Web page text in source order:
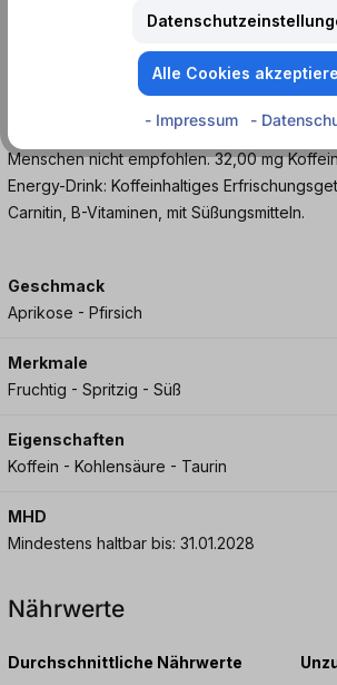
gelben Steinfrüchten. Hol dir die volle Power
Energy Top Speed Zero Sugar und gib
Frauen nicht empfohlen. (32mg/100ml). Für
Menschen nicht empfohlen. 32,00 mg
Energy-Drink: Koffeinhaltiges
Carnitin, B-Vitaminen, mit Süßungsmitteln.
Geschmack
Aprikose - Pfirsich
Merkmale
Fruchtig - Spritzig - Süß
Eigenschaften
Koffein - Kohlensäure - Taurin
MHD
Mindestens haltbar bis: 31.01.2028
Nährwerte
Durchschnittliche Nährwerte
Alle Cookies
- Impressum -